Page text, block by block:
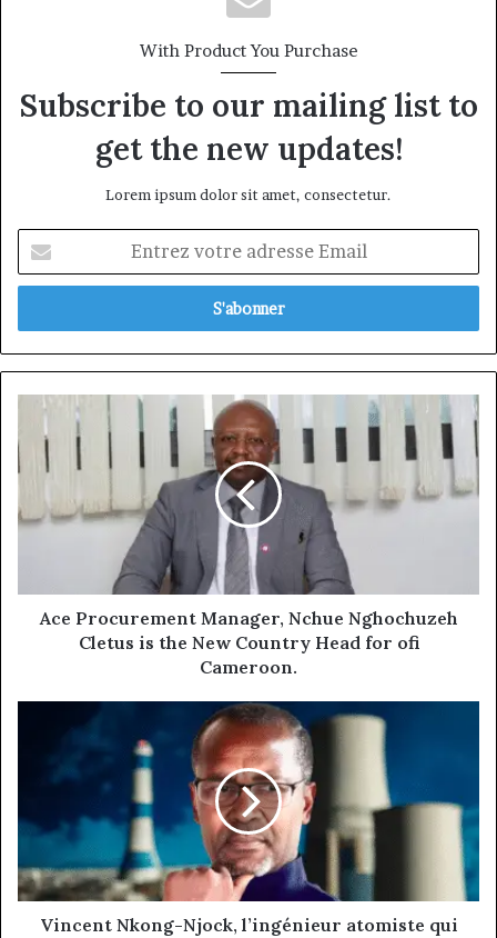
With Product You Purchase
Subscribe to our mailing list to
get the new updates!
Lorem ipsum dolor sit amet, consectetur.
votre
adresse
Procurement
Manager,
Nchue
Nghochuzeh
Cletus
New
Country
Ace Procurement Manager, Nchue Nghochuzeh
Cletus is the New Country Head for ofi
Cameroon.
l’ingénieur
qui
réécrire
l’avenir
énergétique
Vincent Nkong-Njock, l’ingénieur atomiste qui